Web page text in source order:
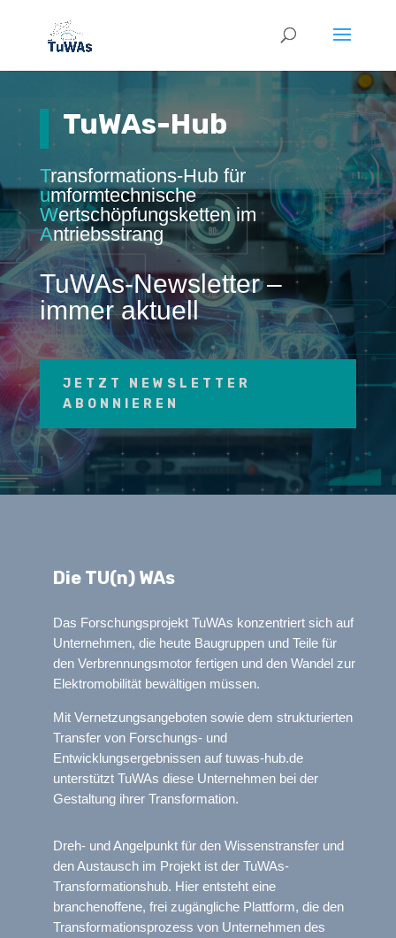
TuWAs-Hub
Transformations-Hub für
umformtechnische
Wertschöpfungsketten im
Antriebsstrang
TuWAs-Newsletter –
immer aktuell
JETZT NEWSLETTER
ABONNIEREN
Die TU(n) WAs
Das Forschungsprojekt TuWAs konzentriert sich auf
Unternehmen, die heute Baugruppen und Teile für
den Verbrennungsmotor fertigen und den Wandel zur
Elektromobilität bewältigen müssen.
Mit Vernetzungsangeboten sowie dem strukturierten
Transfer von Forschungs- und
Entwicklungsergebnissen auf tuwas-hub.de
unterstützt TuWAs diese Unternehmen bei der
Gestaltung ihrer Transformation.
Dreh- und Angelpunkt für den Wissenstransfer und
den Austausch im Projekt ist der TuWAs-
Transformationshub. Hier entsteht eine
branchenoffene, frei zugängliche Plattform, die den
Transformationsprozess von Unternehmen des